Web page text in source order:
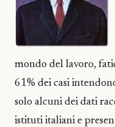
mondo del lavoro,
61% dei casi
solo alcuni dei dati
istituti italiani e